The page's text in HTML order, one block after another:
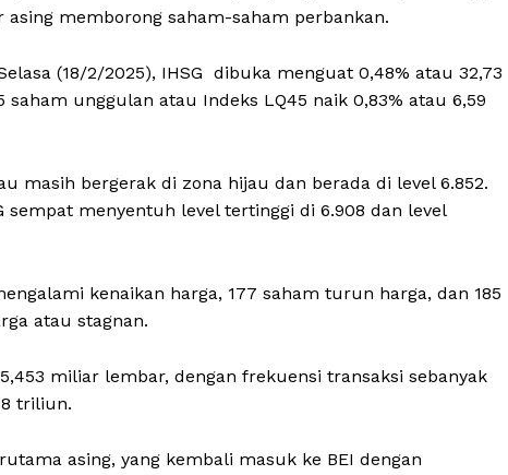
memborong saham-saham perbankan.
(18/2/2025), IHSG dibuka menguat 0,48% atau 32,73
unggulan atau Indeks LQ45 naik 0,83% atau 6,59
masih bergerak di zona hijau dan berada di level 6.852.
sempat menyentuh level tertinggi di 6.908 dan level
kenaikan harga, 177 saham turun harga, dan 185
atau stagnan.
miliar lembar, dengan frekuensi transaksi sebanyak
triliun.
asing, yang kembali masuk ke BEI dengan